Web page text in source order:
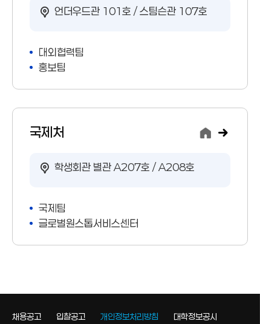
언더우드관 101호 / 스팀슨관 107호
대외협력팀
홍보팀
국제처
학생회관 별관 A207호 / A208호
국제팀
글로벌원스톱서비스센터
채용공고 입찰공고 개인정보처리방침
대학정보공시